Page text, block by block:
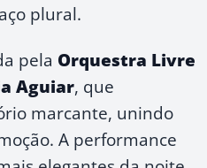
plural.
pela Orquestra Livre
Aguiar, que
marcante, unindo
A performance